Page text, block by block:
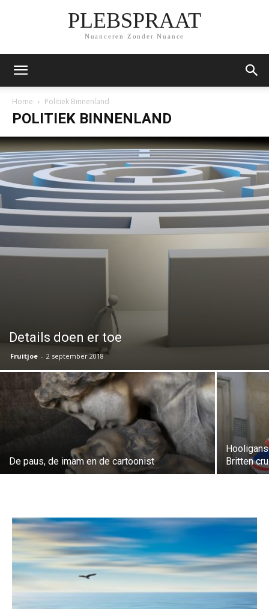
PLEBSPRAAT
Nuanceren Zonder Nuance
Home Politiek Binnenland
POLITIEK BINNENLAND
Details doen er toe
Fruitjoe - 2 september 2018
De paus, de imam en de cartoonist
Britten